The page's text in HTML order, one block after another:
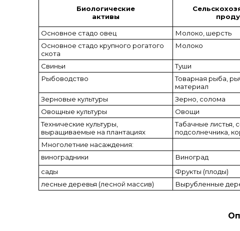
Биологические
активы
Основное стадо овец
Молоко, шерсть
Основное стадо крупного рогатого
скота
Молоко
Свиньи Туши
Рыбоводство
Товарная рыба,
материал
Зерновые культуры Зерно, солома
Овощные культуры
Овощи
Технические культуры,
выращиваемые на плантациях
Табачные листья,
подсолнечника,
Многолетние насаждения:
виноградники
Виноград
сады
Фрукты (плоды)
лесные деревья (лесной массив)
Вырубленные